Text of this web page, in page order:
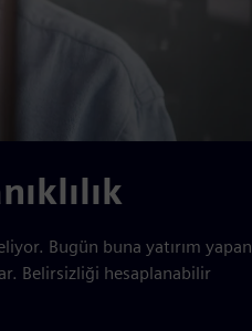
Bugün buna yatırım yapan
Belirsizliği hesaplanabilir